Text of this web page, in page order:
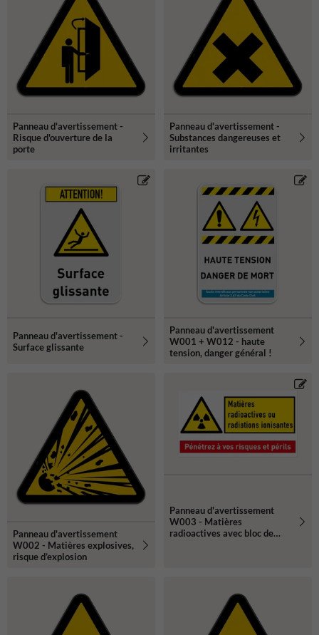
Panneau d'avertissement -
Risque d'ouverture de la
porte
Panneau d'avertissement -
Substances dangereuses et
irritantes
Panneau d'avertissement -
Surface glissante
Panneau d'avertissement
W001 + W012 - haute
tension, danger général !
Panneau d'avertissement
W002 - Matières explosives,
risque d’explosion
Panneau d'avertissement
W003 - Matières
radioactives avec bloc de